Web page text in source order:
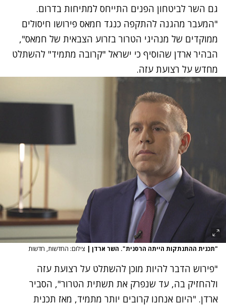
גם השר לביטחון הפנים התייחס למתיחות בדרום.
"המעבר מהגנה להתקפה כנגד חמאס פירושו חיסולים
ממוקדים של מנהיגי הטרור בזרוע הצבאית של חמאס",
הבהיר ארדן שהוסיף כי ישראל "קרובה מתמיד" להשתלט
מחדש על רצועת עזה.
"תכנית ההתנתקות הייתה הרסנית". השר ארדן | צילום: החדשות, חדשות
"פירוש הדבר להיות מוכן להשתלט על רצועת עזה
ולהחזיק בה, עד שנפרק את תשתית הטרור", הסביר
ארדן. "היום אנחנו קרובים יותר מתמיד, מאז תכנית